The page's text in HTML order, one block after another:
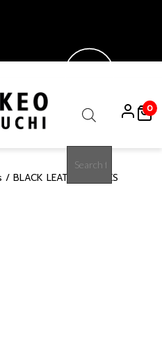
search
0
/ BLACK LEATHER SHOES